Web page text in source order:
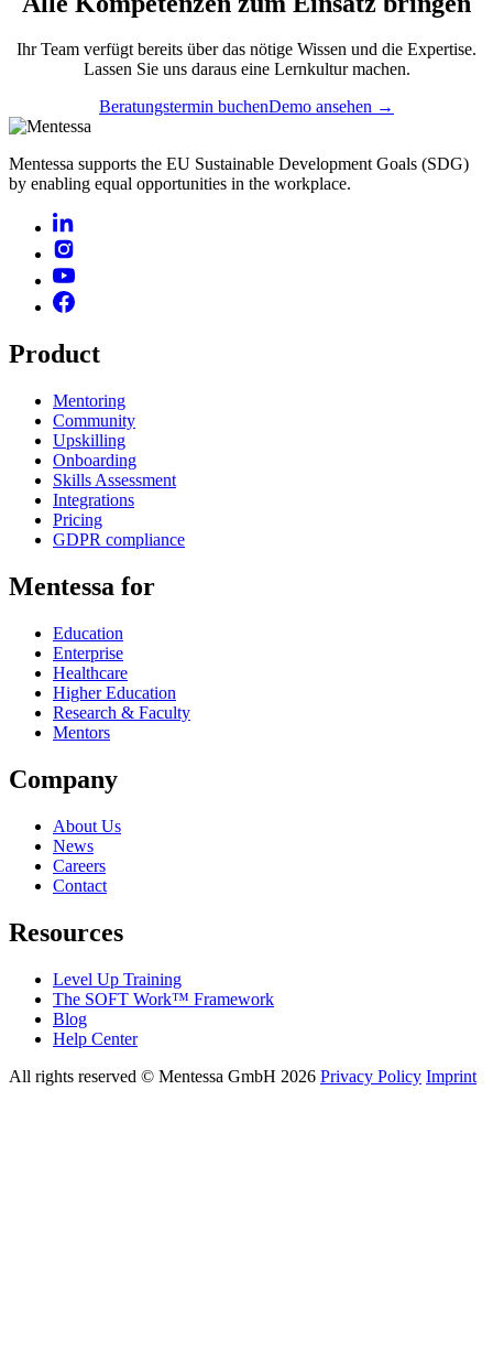
Ihr Team verfügt bereits über das nötige Wissen und die Expertise.
Lassen Sie uns daraus eine Lernkultur machen.
Beratungstermin buchenDemo ansehen →
Mentessa supports the EU Sustainable Development Goals (SDG)
by enabling equal opportunities in the workplace.
Product
Mentoring
Community
Upskilling
Onboarding
Skills Assessment
Integrations
Pricing
GDPR compliance
Mentessa for
Education
Enterprise
Healthcare
Higher Education
Research & Faculty
Mentors
Company
About Us
News
Careers
Contact
Resources
Level Up Training
The SOFT Work™ Framework
Blog
Help Center
All rights reserved © Mentessa GmbH 2026 Privacy Policy Imprint